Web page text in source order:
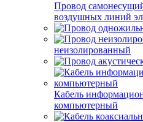
Провод
воздушных линий
неизолированный
Кабель
компьютерный